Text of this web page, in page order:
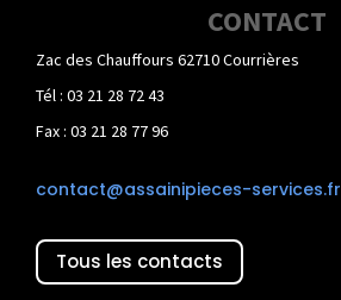
CONTACT
Zac des Chauffours 62710 Courrières
Tél : 03 21 28 72 43
Fax : 03 21 28 77 96
contact@assainipieces-services.fr
Tous les contacts